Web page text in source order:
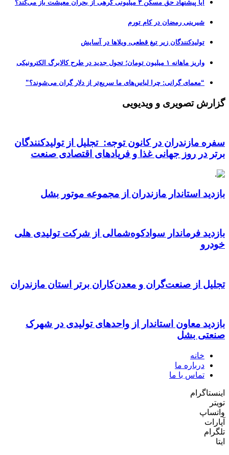
آیا پیشنهاد حق مسکن ۳ میلیونی گرهی از بحران معیشت باز می‌کند؟
شیرینی رمضان در کام تورم
تولیدکنندگان زیر تیغ قطعی، ویلاها در آسایش
واریز ماهانه ۱ میلیون تومان؛ تحول جدید در طرح کالابرگ الکترونیکی
“معمای گرانی: چرا لباس‌های ما سریع‌تر از دلار گران می‌شوند؟”
گزارش تصویری و ویدیویی
سفره مازندران در کانون توجه: تجلیل از تولیدکنندگان
برتر در روز جهانی غذا و فریادهای اقتصادی صنعت
بازدید استاندار مازندران از مجموعه موتور بشل
بازدید فرماندار سوادکوه‌شمالی از شرکت تولیدی هلی
خودرو
تجلیل از صنعت‌گران و معدن‌کاران برتر استان مازندران
بازدید معاون استاندار از واحدهای تولیدی در شهرک
صنعتی بشل
خانه
درباره ما
تماس با ما
اینستاگرام
تویتر
واتساپ
آپارات
تلگرام
ایتا